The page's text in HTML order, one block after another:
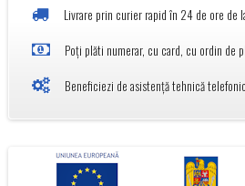
Livrare prin curier rapid în 24 de ore de
Poți plăti numerar, cu card, cu ordin de
Beneficiezi de asistență tehnică